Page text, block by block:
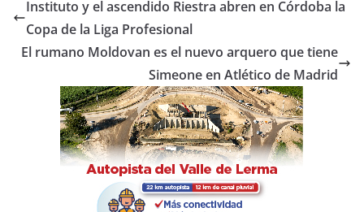
b
o
o
k
A
p
p
ar
tir
Instituto y el ascendido Riestra abren en Córdoba la
Copa de la Liga Profesional
El rumano Moldovan es el nuevo arquero que tiene
Simeone en Atlético de Madrid